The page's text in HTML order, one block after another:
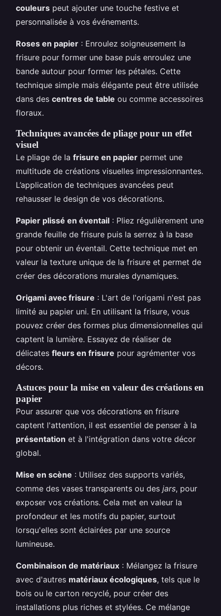
couleurs peut ajouter une touche festive et
personnalisée à vos événements.
Roses en papier : Enroulez soigneusement la
frisure pour former une base puis enroulez une
bande autour pour former les pétales. Cette
technique simple mais élégante peut être utilisée
dans des centres de table ou comme accessoires
floraux.
Techniques avancées de pliage pour un effet
visuel
Le pliage de la frisure en papier permet une
multitude de créations visuelles impressionnantes.
L’application de techniques avancées peut
rehausser le design de vos décorations.
Papier plissé en éventail : Pliez régulièrement une
grande feuille de frisure puis la serrez à la base
pour obtenir un éventail. Cette technique met en
valeur la texture unique de la frisure et permet de
créer des décorations murales dynamiques.
Origami avec frisure : L'art de l'origami n'est pas
limité au papier uni. En utilisant la frisure, vous
pouvez créer des formes plus dimensionnelles qui
captent la lumière. Essayez de réaliser de
délicates fleurs en frisure pour agrémenter vos
décors.
Astuces pour la mise en valeur des créations en
papier
Pour assurer que vos décorations en frisure
captent l'attention, il est essentiel de penser à la
présentation et à l'intégration dans votre décor
global.
Mise en scène : Utilisez des supports variés,
comme des vases transparents ou des jars, pour
exposer vos créations. Cela met en valeur la
profondeur et les motifs du papier, surtout
lorsqu'elles sont éclairées par une source
lumineuse.
Combinaison de matériaux : Mélangez la frisure
avec d'autres matériaux écologiques, tels que le
bois ou le carton recyclé, pour créer des
installations plus riches et stylées. Ce mélange